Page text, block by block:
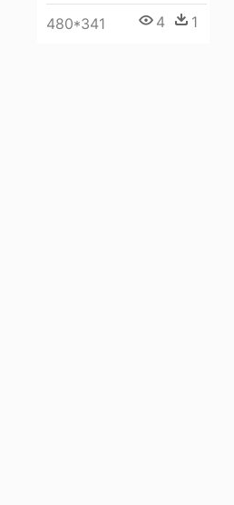
480*341 4 1